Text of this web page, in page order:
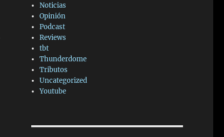
Noticias
Opinión
Podcast
Reviews
tbt
Thunderdome
Tributos
Uncategorized
Youtube